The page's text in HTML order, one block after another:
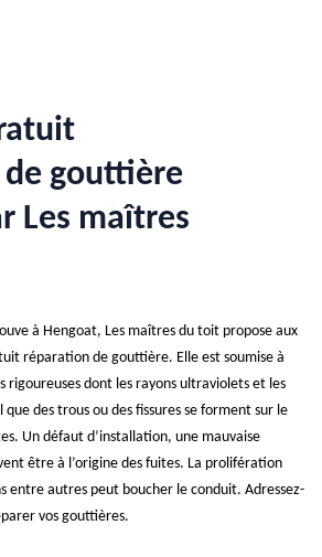
gouttière
Les maîtres
à Hengoat, Les maîtres du toit propose aux
réparation de gouttière. Elle est soumise à
rigoureuses dont les rayons ultraviolets et les
des trous ou des fissures se forment sur le
Un défaut d’installation, une mauvaise
être à l’origine des fuites. La prolifération
entre autres peut boucher le conduit. Adressez-
vos gouttières.